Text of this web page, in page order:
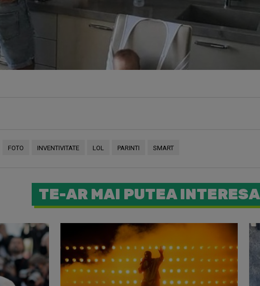
FOTO INVENTIVITATE LOL PARINTI SMART
TE-AR MAI PUTEA INTERESA
Copiii